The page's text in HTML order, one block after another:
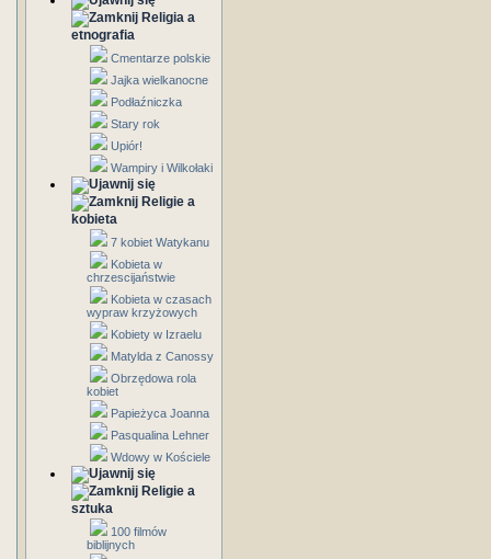
Religia a
etnografia
Cmentarze polskie
Jajka wielkanocne
Podłaźniczka
Stary rok
Upiór!
Wampiry i Wilkołaki
Religie a
kobieta
7 kobiet Watykanu
Kobieta w
chrzescijaństwie
Kobieta w czasach
wypraw krzyżowych
Kobiety w Izraelu
Matylda z Canossy
Obrzędowa rola
kobiet
Papieżyca Joanna
Pasqualina Lehner
Wdowy w Kościele
Religie a
sztuka
100 filmów
biblijnych